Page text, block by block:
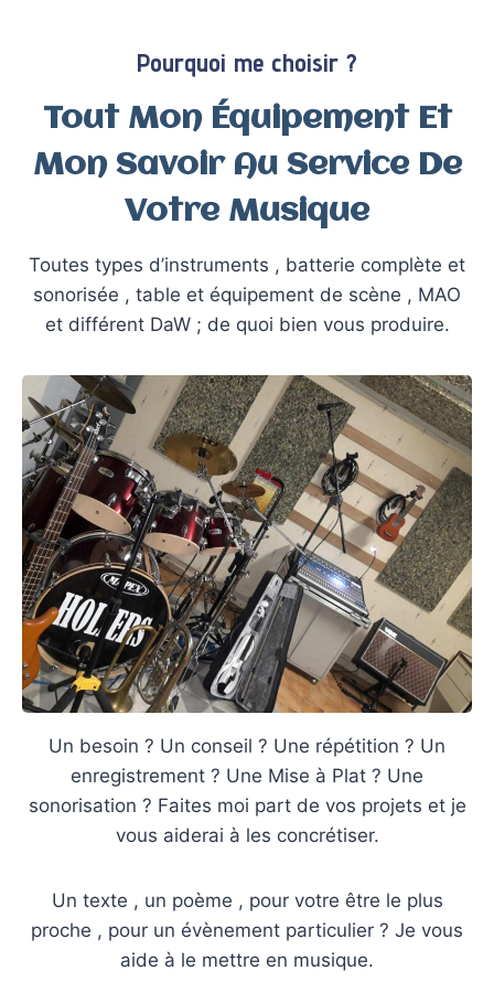
Pourquoi me choisir ?
Tout Mon Équipement Et
Mon Savoir Au Service De
Votre Musique
Toutes types d’instruments , batterie complète et
sonorisée , table et équipement de scène , MAO
et différent DaW ; de quoi bien vous produire.
Un besoin ? Un conseil ? Une répétition ? Un
enregistrement ? Une Mise à Plat ? Une
sonorisation ? Faites moi part de vos projets et je
vous aiderai à les concrétiser.
Un texte , un poème , pour votre être le plus
proche , pour un évènement particulier ? Je vous
aide à le mettre en musique.